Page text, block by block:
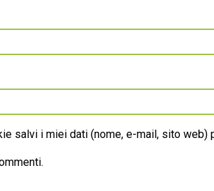
salvi i miei dati (nome, e-mail, sito web)